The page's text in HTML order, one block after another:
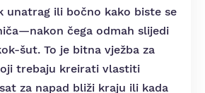
unatrag ili bočno kako biste se
čega odmah slijedi
šut. To je bitna vježba za
trebaju kreirati vlastiti
za napad bliži kraju ili kada